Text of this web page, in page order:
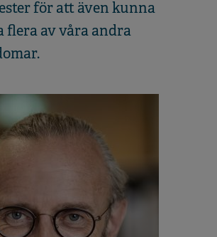
för att även kunna
flera av våra andra